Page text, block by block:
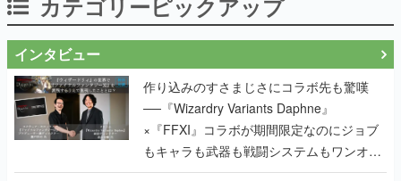
カテゴリーピックアップ
インタビュー
作り込みのすさまじさにコラボ先も驚嘆
──『Wizardry Variants Daphne』
×『FFXI』コラボが期間限定なのにジョブ
もキャラも武器も戦闘システムもワンオフ
で作り込まれた理由を両ディレクターに聞